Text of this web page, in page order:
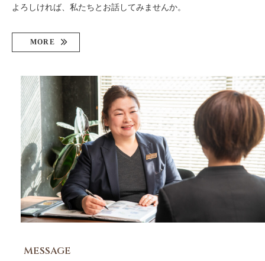
よろしければ、私たちとお話してみませんか。
MORE
MESSAGE